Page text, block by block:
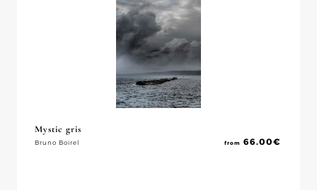
Mystic gris
Bruno Boirel from 66.00€